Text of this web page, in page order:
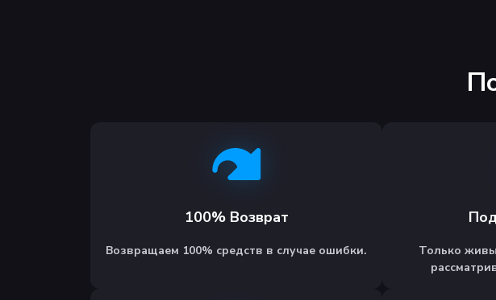
100% Возврат
Возвращаем 100% средств в случае ошибки.
Только